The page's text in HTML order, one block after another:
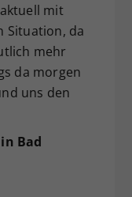
mit
Situation, da
mehr
da morgen
uns den
Bad